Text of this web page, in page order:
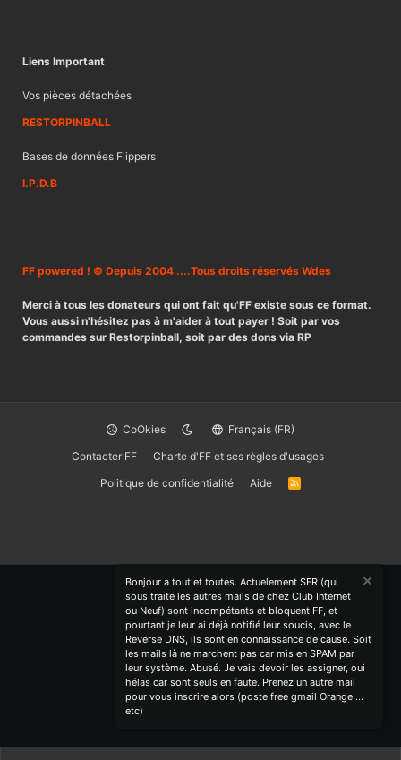
Liens Important
Vos pièces détachées
RESTORPINBALL
Bases de données Flippers
I.P.D.B
FF powered ! © Depuis 2004 ....Tous droits réservés Wdes
Merci à tous les donateurs qui ont fait qu'FF existe sous ce format.
Vous aussi n'hésitez pas à m'aider à tout payer ! Soit par vos
commandes sur Restorpinball, soit par des dons via RP
CoOkies
Français (FR)
Contacter FF
Charte d'FF et ses règles d'usages
Politique de confidentialité
Aide
R
Bonjour a tout et toutes. Actuelement SFR (qui
sous traite les autres mails de chez Club Internet
ou Neuf) sont incompétants et bloquent FF, et
pourtant je leur ai déjà notifié leur soucis, avec le
Reverse DNS, ils sont en connaissance de cause. Soit
les mails là ne marchent pas car mis en SPAM par
leur système. Abusé. Je vais devoir les assigner, oui
hélas car sont seuls en faute. Prenez un autre mail
pour vous inscrire alors (poste free gmail Orange ...
etc)